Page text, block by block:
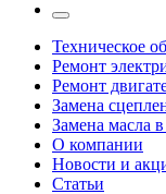
Техническое
Ремонт
Ремонт
Замена
Замена масла
О компании
Новости и
Статьи